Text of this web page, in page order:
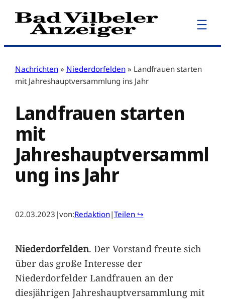
Zum
Inhalt
Nachrichten » Niederdorfelden » Landfrauen starten
mit Jahreshauptversammlung ins Jahr
Landfrauen starten
mit
Jahreshauptversamml
ung ins Jahr
02.03.2023 |von:Redaktion|Teilen ↪
Niederdorfelden. Der Vorstand freute sich
über das große Interesse der
Niederdorfelder Landfrauen an der
diesjährigen Jahreshauptversammlung mit